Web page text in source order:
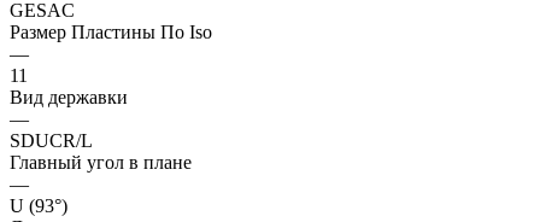
GESAC
Размер Пластины По Iso
—
11
Вид державки
—
SDUCR/L
Главный угол в плане
—
U (93°)